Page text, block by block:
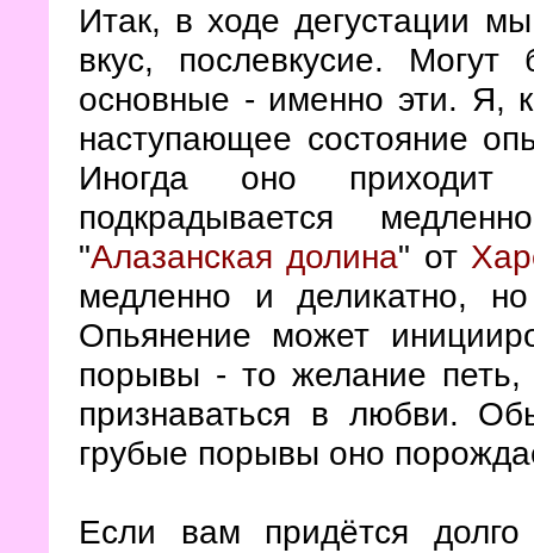
Итак, в ходе дегустации
вкус, послевкусие.
основные - именно эти. Я,
наступающее состояние
Иногда оно
подкрадывается
"Алазанская долина" от
медленно и деликатно,
Опьянение может
порывы - то желание
признаваться в любви.
грубые порывы оно
Если вам придётся